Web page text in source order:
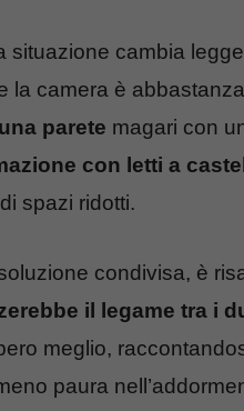
situazione cambia
la camera è
parete magari con
con letti a
spazi ridotti.
condivisa, è
il legame tra i
meglio,
paura